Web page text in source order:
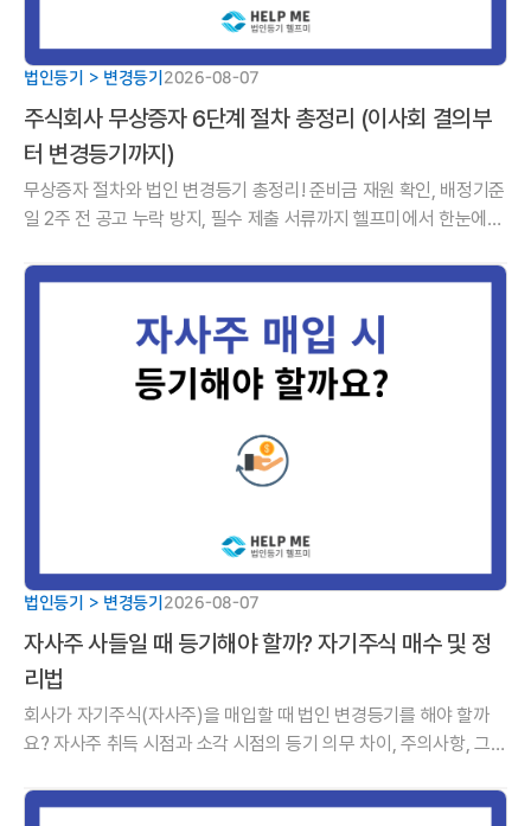
법인등기 > 변경등기 2026-08-07
주식회사 무상증자 6단계 절차 총정리 (이사회 결의부
터 변경등기까지)
무상증자 절차와 법인 변경등기 총정리! 준비금 재원 확인, 배정기준
일 2주 전 공고 누락 방지, 필수 제출 서류까지 헬프미에서 한눈에
법인등기 > 변경등기 2026-08-07
자사주 사들일 때 등기해야 할까? 자기주식 매수 및 정
리법
회사가 자기주식(자사주)을 매입할 때 법인 변경등기를 해야 할까
요? 자사주 취득 시점과 소각 시점의 등기 의무 차이, 주의사항, 그리
리해 드립니다.